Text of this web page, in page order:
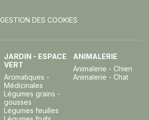
GESTION DES COOKIES
JARDIN - ESPACE
VERT
Aromatiques -
Médicinales
Légumes grains -
gousses
Légumes feuilles
ANIMALERIE
Animalerie - Chien
Animalerie - Chat